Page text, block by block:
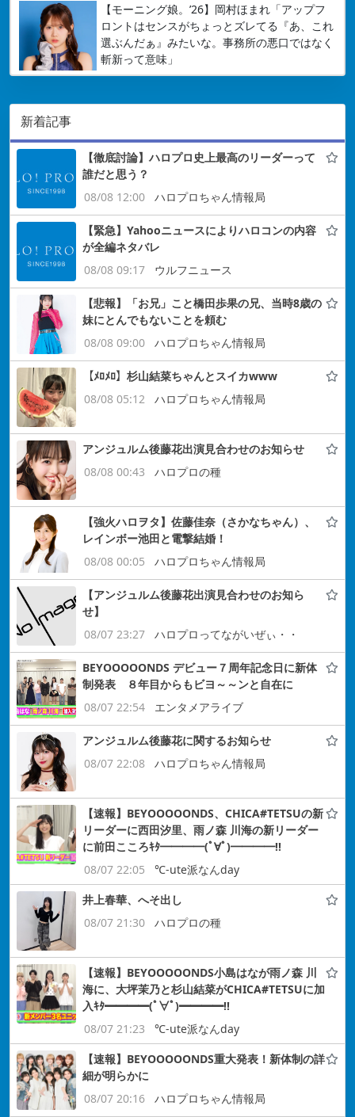
【モーニング娘。’26】岡村ほまれ「アップフ
ロントはセンスがちょっとズレてる『あ、これ
選ぶんだぁ』みたいな。事務所の悪口ではなく
斬新って意味」
新着記事
【徹底討論】ハロプロ史上最高のリーダーって
誰だと思う？
08/08 12:00
ハロプロちゃん情報局
【緊急】Yahooニュースによりハロコンの内容
が全編ネタバレ
08/08 09:17
ウルフニュース
【悲報】「お兄」こと橋田歩果の兄、当時8歳の
妹にとんでもないことを頼む
08/08 09:00
ハロプロちゃん情報局
【ﾒﾛﾒﾛ】杉山結菜ちゃんとスイカwww
08/08 05:12
ハロプロちゃん情報局
アンジュルム後藤花出演見合わせのお知らせ
08/08 00:43
ハロプロの種
【強火ハロヲタ】佐藤佳奈（さかなちゃん）、
レインボー池田と電撃結婚！
08/08 00:05
ハロプロちゃん情報局
【アンジュルム後藤花出演見合わせのお知ら
せ】
08/07 23:27
ハロプロってながいぜぃ・・
BEYOOOOONDS デビュー７周年記念日に新体
制発表 ８年目からもビヨ～～ンと自在に
08/07 22:54
エンタメアライブ
アンジュルム後藤花に関するお知らせ
08/07 22:08
ハロプロちゃん情報局
【速報】BEYOOOOONDS、CHICA#TETSUの新
リーダーに西田汐里、雨ノ森 川海の新リーダー
に前田こころｷﾀ━━━━(ﾟ∀ﾟ)━━━━!!
08/07 22:05
℃-ute派なんday
井上春華、へそ出し
08/07 21:30
ハロプロの種
【速報】BEYOOOOONDS小島はなが雨ノ森 川
海に、大坪茉乃と杉山結菜がCHICA#TETSUに加
入ｷﾀ━━━━(ﾟ∀ﾟ)━━━━!!
08/07 21:23
℃-ute派なんday
【速報】BEYOOOOONDS重大発表！新体制の詳
細が明らかに
08/07 20:16
ハロプロちゃん情報局